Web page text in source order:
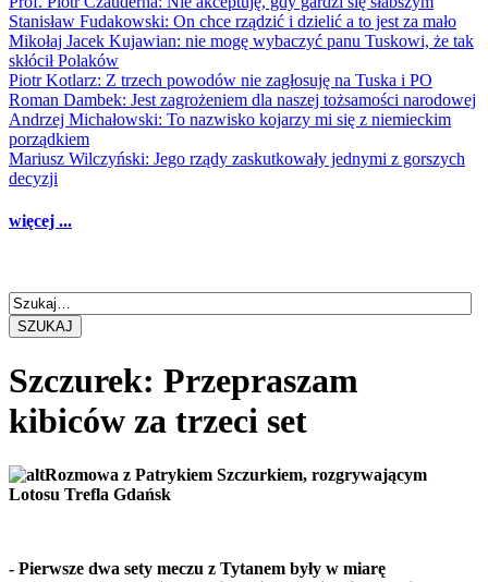
Stanisław Fudakowski: On chce rządzić i dzielić a to jest za mało
Mikołaj Jacek Kujawian: nie mogę wybaczyć panu Tuskowi, że tak
skłócił Polaków
Piotr Kotlarz: Z trzech powodów nie zagłosuję na Tuska i PO
Roman Dambek: Jest zagrożeniem dla naszej tożsamości narodowej
Andrzej Michałowski: To nazwisko kojarzy mi się z niemieckim
porządkiem
Mariusz Wilczyński: Jego rządy zaskutkowały jednymi z gorszych
decyzji
więcej ...
SZUKAJ
Szczurek: Przepraszam
kibiców za trzeci set
Rozmowa z Patrykiem Szczurkiem, rozgrywającym
Lotosu Trefla Gdańsk
- Pierwsze dwa sety meczu z Tytanem były w miarę